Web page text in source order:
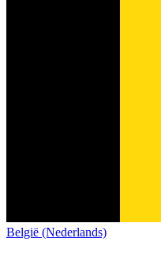
België (Nederlands)